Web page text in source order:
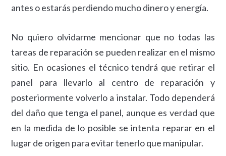
antes o estarás perdiendo mucho dinero y energía.
No quiero olvidarme mencionar que no todas las
tareas de reparación se pueden realizar en el mismo
sitio. En ocasiones el técnico tendrá que retirar el
panel para llevarlo al centro de reparación y
posteriormente volverlo a instalar. Todo dependerá
del daño que tenga el panel, aunque es verdad que
en la medida de lo posible se intenta reparar en el
lugar de origen para evitar tenerlo que manipular.